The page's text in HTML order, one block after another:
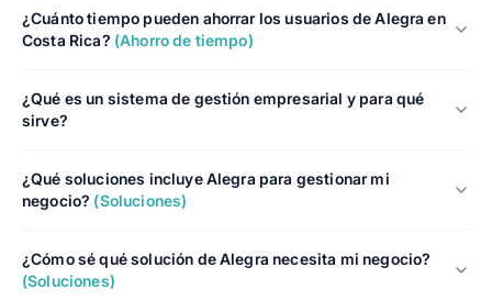
¿Cuánto tiempo pueden ahorrar los usuarios de Alegra en
Costa Rica? (Ahorro de tiempo)
¿Qué es un sistema de gestión empresarial y para qué
sirve?
¿Qué soluciones incluye Alegra para gestionar mi
negocio? (Soluciones)
¿Cómo sé qué solución de Alegra necesita mi negocio?
(Soluciones)